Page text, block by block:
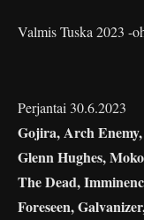
Valmis Tuska 2023 -
Perjantai 30.6.2023
Gojira, Arch
Glenn Hughes,
The Dead,
Foreseen,